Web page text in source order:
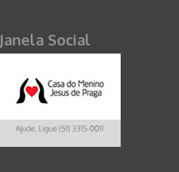
Janela Social